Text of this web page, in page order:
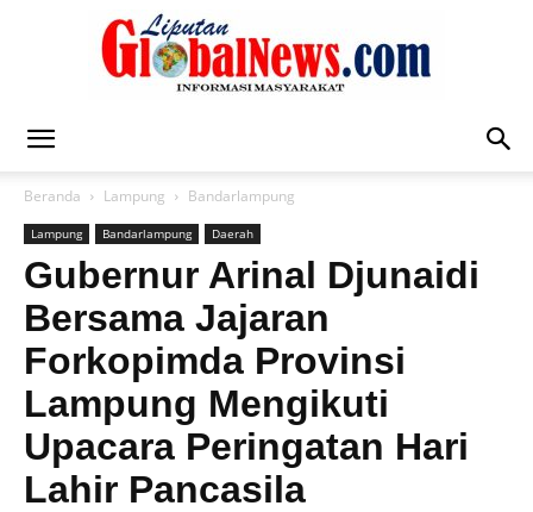
Global
News
Beranda Lampung Bandarlampung
Lampung Bandarlampung Daerah
Gubernur Arinal Djunaidi
Bersama Jajaran
Forkopimda Provinsi
Lampung Mengikuti
Upacara Peringatan Hari
Lahir Pancasila